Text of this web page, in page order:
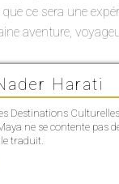
ce sera une
aventure,
Harati
Destinations
ne se contente pas
traduit.